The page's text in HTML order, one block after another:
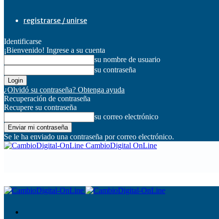
registrarse / unirse
Identificarse
¡Bienvenido! Ingrese a su cuenta
su nombre de usuario
su contraseña
¿Olvidó su contraseña? Obtenga ayuda
Recuperación de contraseña
Recupere su contraseña
su correo electrónico
Se le ha enviado una contraseña por correo electrónico.
CambioDigital OnLine